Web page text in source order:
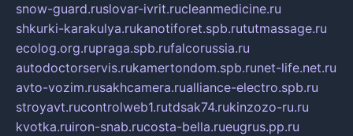
snow-guard.ruslovar-ivrit.rucleanmedicine.ru
shkurki-karakulya.rukanotiforet.spb.rututmassage.ru
ecolog.org.rupraga.spb.rufalcorussia.ru
autodoctorservis.rukamertondom.spb.runet-life.net.ru
avto-vozim.rusakhcamera.rualliance-electro.spb.ru
stroyavt.rucontrolweb1.rutdsak74.rukinzozo-ru.ru
kvotka.ruiron-snab.rucosta-bella.rueugrus.pp.ru